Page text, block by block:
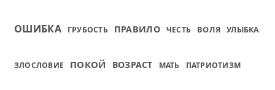
ОШИБКА ГРУБОСТЬ ПРАВИЛО ЧЕСТЬ ВОЛЯ УЛЫБКА
ЗЛОСЛОВИЕ ПОКОЙ ВОЗРАСТ МАТЬ ПАТРИОТИЗМ